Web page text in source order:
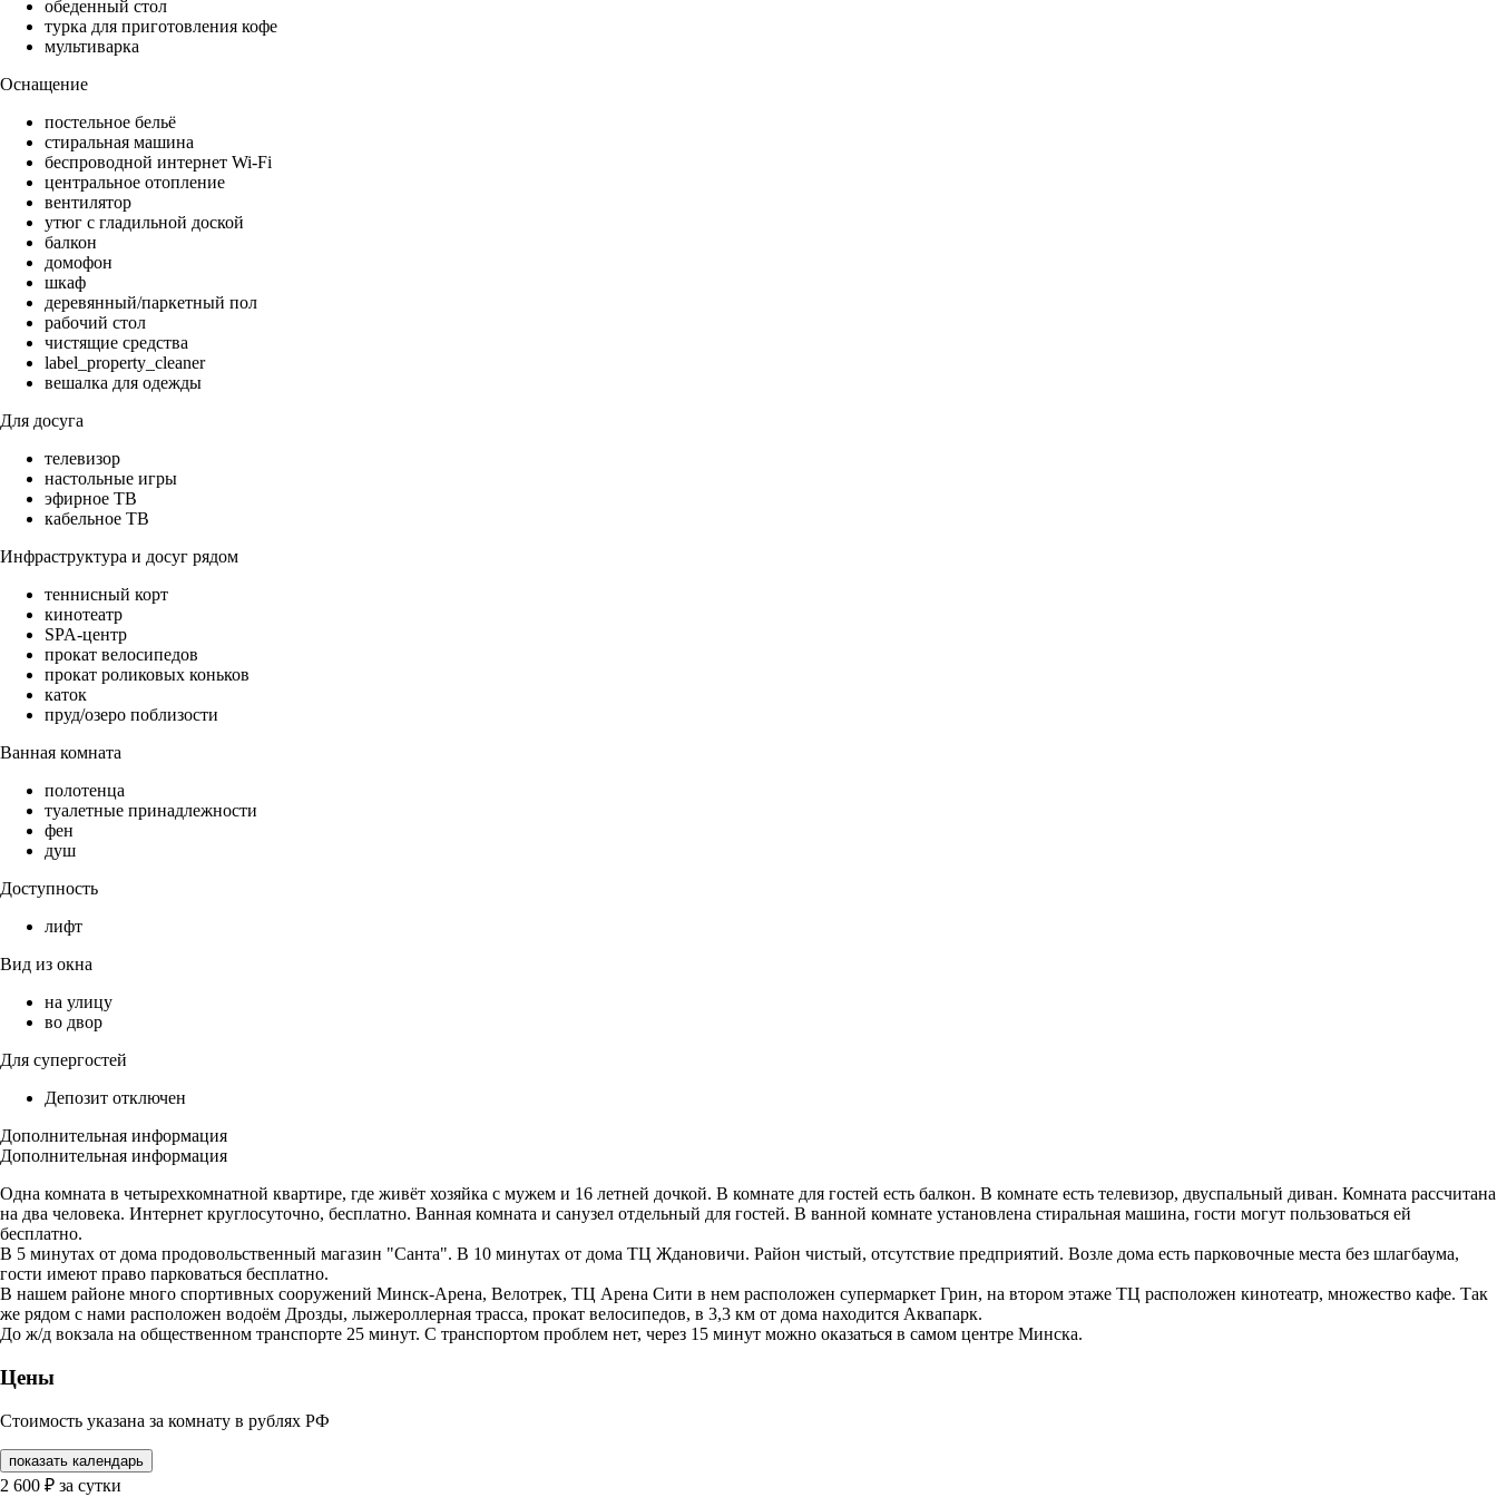
обеденный стол
турка для приготовления кофе
мультиварка
Оснащение
постельное бельё
стиральная машина
беспроводной интернет Wi-Fi
центральное отопление
вентилятор
утюг с гладильной доской
балкон
домофон
шкаф
деревянный/паркетный пол
рабочий стол
чистящие средства
label_property_cleaner
вешалка для одежды
Для досуга
телевизор
настольные игры
эфирное ТВ
кабельное ТВ
Инфраструктура и досуг рядом
теннисный корт
кинотеатр
SPA-центр
прокат велосипедов
прокат роликовых коньков
каток
пруд/озеро поблизости
Ванная комната
полотенца
туалетные принадлежности
фен
душ
Доступность
лифт
Вид из окна
на улицу
во двор
Для супергостей
Депозит отключен
Дополнительная информация
Дополнительная информация
Одна комната в четырехкомнатной квартире, где живёт хозяйка с мужем и 16 летней дочкой. В комнате для гостей есть балкон. В комнате есть телевизор, двуспальный диван. Комната рассчитана
на два человека. Интернет круглосуточно, бесплатно. Ванная комната и санузел отдельный для гостей. В ванной комнате установлена стиральная машина, гости могут пользоваться ей
бесплатно.
В 5 минутах от дома продовольственный магазин "Санта". В 10 минутах от дома ТЦ Ждановичи. Район чистый, отсутствие предприятий. Возле дома есть парковочные места без шлагбаума,
гости имеют право парковаться бесплатно.
В нашем районе много спортивных сооружений Минск-Арена, Велотрек, ТЦ Арена Сити в нем расположен супермаркет Грин, на втором этаже ТЦ расположен кинотеатр, множество кафе. Так
же рядом с нами расположен водоём Дрозды, лыжероллерная трасса, прокат велосипедов, в 3,3 км от дома находится Аквапарк.
До ж/д вокзала на общественном транспорте 25 минут. С транспортом проблем нет, через 15 минут можно оказаться в самом центре Минска.
Цены
Стоимость указана за комнату в рублях РФ
показать календарь
2 600 ₽ за сутки